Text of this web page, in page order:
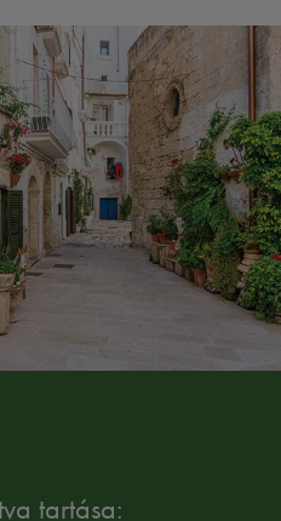
tartása: